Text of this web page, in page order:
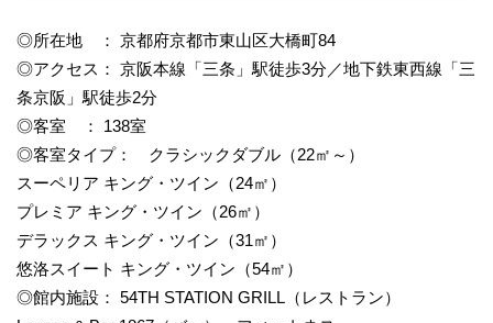
◎所在地 ： 京都府京都市東山区大橋町84
◎アクセス： 京阪本線「三条」駅徒歩3分／地下鉄東西線「三
条京阪」駅徒歩2分
◎客室 ： 138室
◎客室タイプ： クラシックダブル（22㎡～）
スーペリア キング・ツイン（24㎡）
プレミア キング・ツイン（26㎡）
デラックス キング・ツイン（31㎡）
悠洛スイート キング・ツイン（54㎡）
◎館内施設： 54TH STATION GRILL（レストラン）